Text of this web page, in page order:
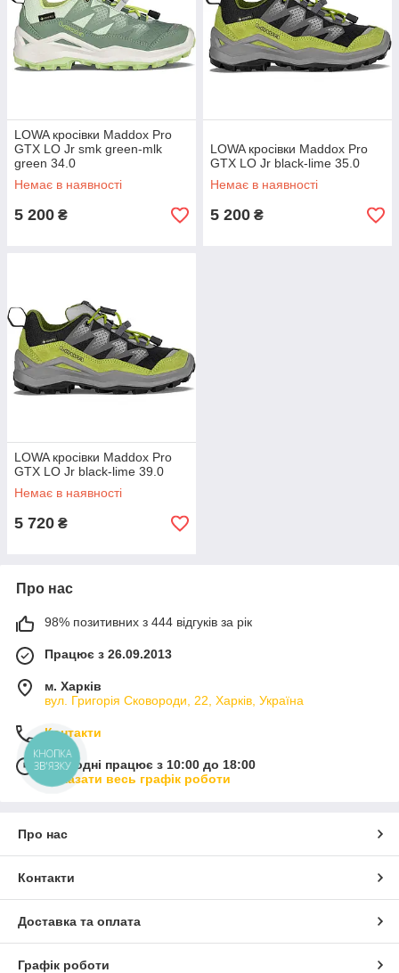
LOWA кросівки Maddox Pro
GTX LO Jr smk green-mlk
green 34.0
Немає в наявності
5 200 ₴
LOWA кросівки Maddox Pro
GTX LO Jr black-lime 35.0
Немає в наявності
5 200 ₴
LOWA кросівки Maddox Pro
GTX LO Jr black-lime 39.0
Немає в наявності
5 720 ₴
Про нас
98% позитивних з 444 відгуків за рік
Працює з 26.09.2013
м. Харків
вул. Григорія Сковороди, 22, Харків, Україна
Контакти
Сьогодні працює з 10:00 до 18:00
Показати весь графік роботи
Про нас
Контакти
Доставка та оплата
Графік роботи
КНОПКА
ЗВ'ЯЗКУ